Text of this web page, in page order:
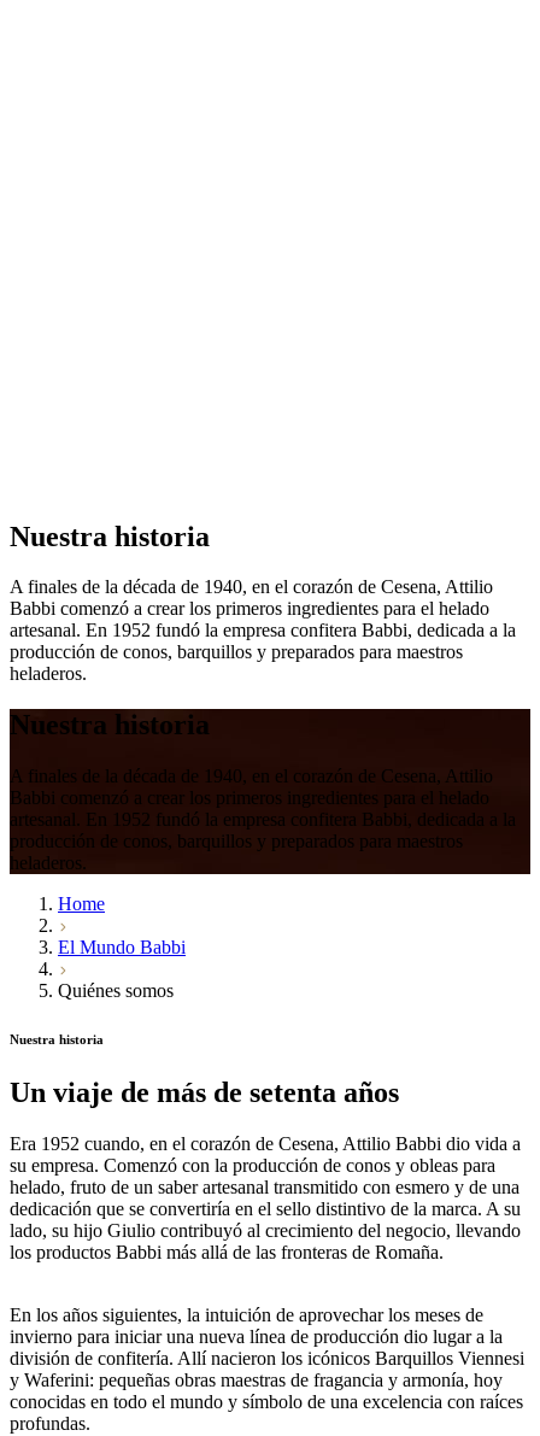
Nuestra historia
A finales de la década de 1940, en el corazón de Cesena, Attilio
Babbi comenzó a crear los primeros ingredientes para el helado
artesanal. En 1952 fundó la empresa confitera Babbi, dedicada a la
producción de conos, barquillos y preparados para maestros
heladeros.
Nuestra historia
A finales de la década de 1940, en el corazón de Cesena, Attilio
Babbi comenzó a crear los primeros ingredientes para el helado
artesanal. En 1952 fundó la empresa confitera Babbi, dedicada a la
producción de conos, barquillos y preparados para maestros
heladeros.
Home
El Mundo Babbi
Quiénes somos
Nuestra historia
Un viaje de más de setenta años
Era 1952 cuando, en el corazón de Cesena, Attilio Babbi dio vida a
su empresa. Comenzó con la producción de conos y obleas para
helado, fruto de un saber artesanal transmitido con esmero y de una
dedicación que se convertiría en el sello distintivo de la marca. A su
lado, su hijo Giulio contribuyó al crecimiento del negocio, llevando
los productos Babbi más allá de las fronteras de Romaña.
En los años siguientes, la intuición de aprovechar los meses de
invierno para iniciar una nueva línea de producción dio lugar a la
división de confitería. Allí nacieron los icónicos Barquillos Viennesi
y Waferini: pequeñas obras maestras de fragancia y armonía, hoy
conocidas en todo el mundo y símbolo de una excelencia con raíces
profundas.